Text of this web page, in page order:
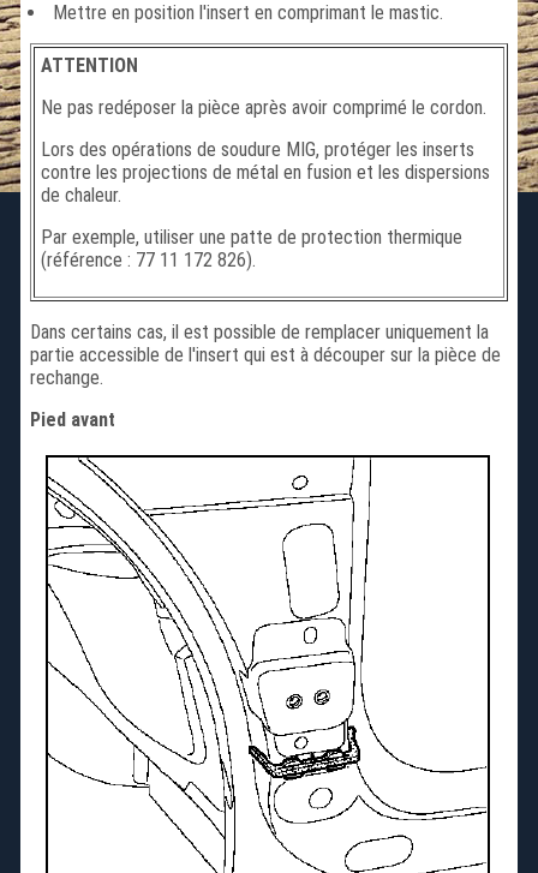
Mettre en position l'insert en comprimant le mastic.
ATTENTION
Ne pas redéposer la pièce après avoir comprimé le cordon.
Lors des opérations de soudure MIG, protéger les inserts
contre les projections de métal en fusion et les dispersions
de chaleur.
Par exemple, utiliser une patte de protection thermique
(référence : 77 11 172 826).
Dans certains cas, il est possible de remplacer uniquement la
partie accessible de l'insert qui est à découper sur la pièce de
rechange.
Pied avant